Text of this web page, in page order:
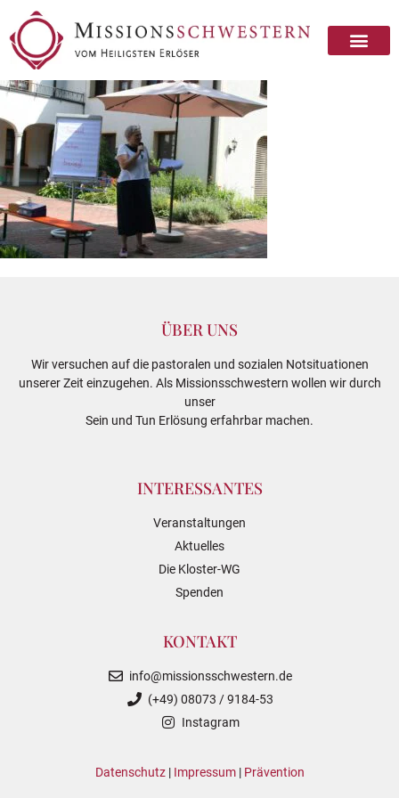
ÜBER UNS
Wir versuchen auf die pastoralen und sozialen Notsituationen
unserer Zeit einzugehen. Als Missionsschwestern wollen wir durch
unser
Sein und Tun Erlösung erfahrbar machen.
INTERESSANTES
Veranstaltungen
Aktuelles
Die Kloster-WG
Spenden
KONTAKT
info@missionsschwestern.de
(+49) 08073 / 9184-53
Instagram
Datenschutz| Impressum| Prävention